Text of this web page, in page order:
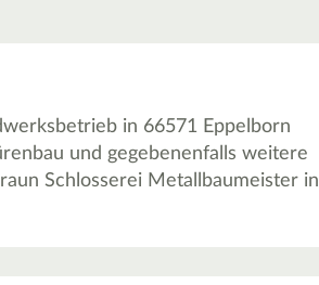
in 66571 Eppelborn
und gegebenenfalls weitere
Schlosserei Metallbaumeister in